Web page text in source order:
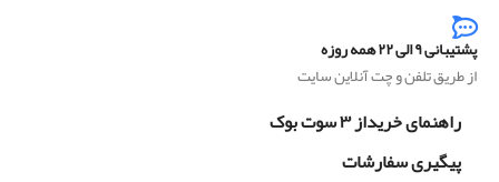
پشتیبانی ۹ الی ۲۲ همه روزه
از طریق تلفن و چت آنلاین سایت
راهنمای خریداز ۳ سوت بوک
پیگیری سفارشات